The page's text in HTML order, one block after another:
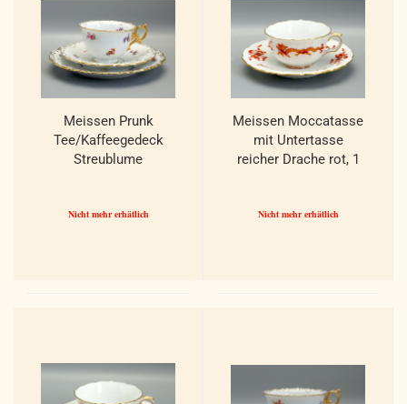
Meissen Prunk
Tee/Kaffeegedeck
Streublume
Nicht mehr erhätlich
Meissen Moccatasse
mit Untertasse
reicher Drache rot, 1
Nicht mehr erhätlich